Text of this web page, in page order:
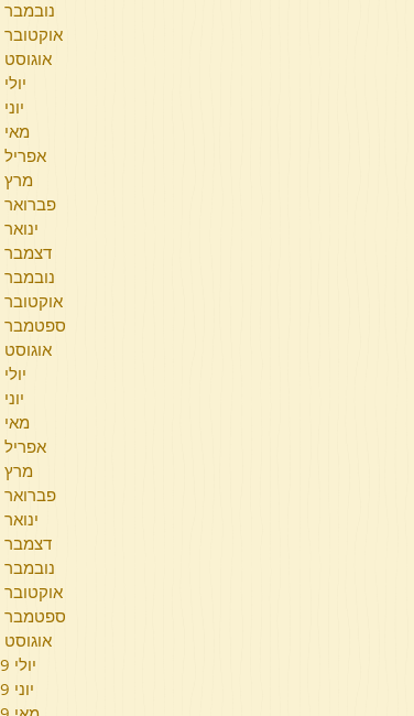
נובמבר 2021
אוקטובר 2021
אוגוסט 2021
יולי 2021
יוני 2021
מאי 2021
אפריל 2021
מרץ 2021
פברואר 2021
ינואר 2021
דצמבר 2020
נובמבר 2020
אוקטובר 2020
ספטמבר 2020
אוגוסט 2020
יולי 2020
יוני 2020
מאי 2020
אפריל 2020
מרץ 2020
פברואר 2020
ינואר 2020
דצמבר 2019
נובמבר 2019
אוקטובר 2019
ספטמבר 2019
אוגוסט 2019
יולי 2019
יוני 2019